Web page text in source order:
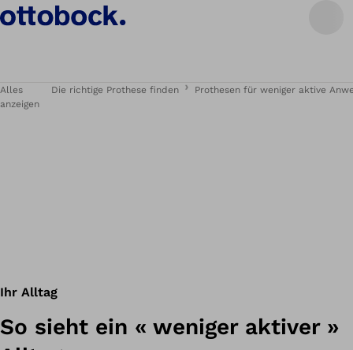
Alles
anzeigen
Die richtige Prothese finden Prothesen für weniger aktive
Ihr Alltag
So sieht ein « weniger aktiver »